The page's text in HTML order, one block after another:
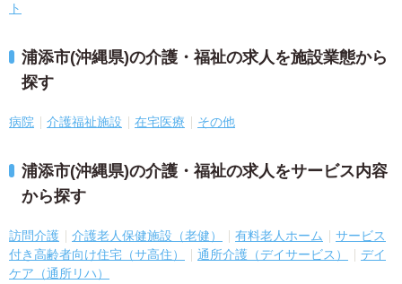
ト
浦添市(沖縄県)の介護・福祉の求人を施設業態から
探す
病院 介護福祉施設 在宅医療 その他
浦添市(沖縄県)の介護・福祉の求人をサービス内容
から探す
訪問介護 介護老人保健施設（老健） 有料老人ホーム
サービス
付き高齢者向け住宅（サ高住）
通所介護（デイサービス）
デイ
ケア（通所リハ）